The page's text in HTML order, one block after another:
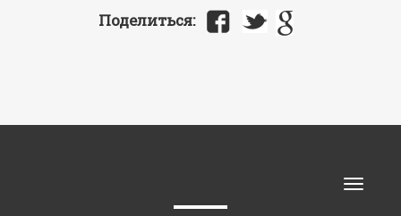
Поделиться:
Toggle